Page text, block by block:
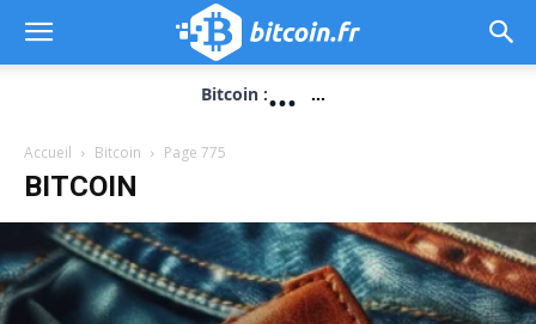
Bitcoin :... ...
Accueil Bitcoin Page 775
BITCOIN